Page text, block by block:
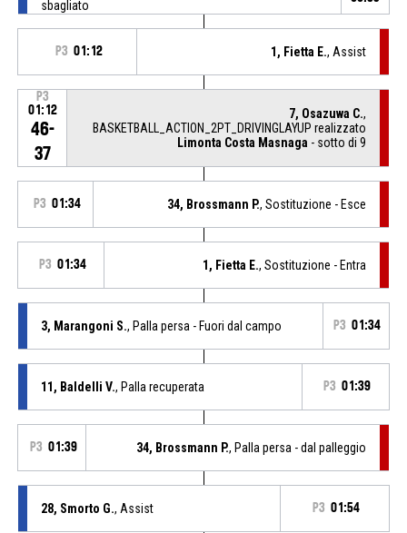
sbagliato
P3 01:12 1, Fietta E., Assist
P3
01:12
46-
37
7, Osazuwa C.,
BASKETBALL_ACTION_2PT_DRIVINGLAYUP realizzato
Limonta Costa Masnaga - sotto di 9
P3 01:34 34, Brossmann P., Sostituzione - Esce
P3 01:34 1, Fietta E., Sostituzione - Entra
3, Marangoni S., Palla persa - Fuori dal campo P3 01:34
11, Baldelli V., Palla recuperata P3 01:39
P3 01:39 34, Brossmann P., Palla persa - dal palleggio
28, Smorto G., Assist P3 01:54